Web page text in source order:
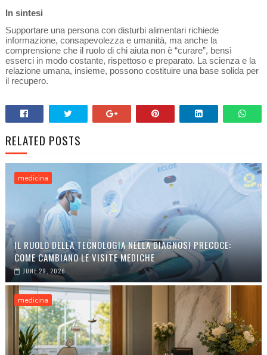
In sintesi
Supportare una persona con disturbi alimentari richiede
informazione, consapevolezza e umanità, ma anche la
comprensione che il ruolo di chi aiuta non è “curare”, bensì
esserci in modo costante, rispettoso e preparato. La scienza e la
relazione umana, insieme, possono costituire una base solida per
il recupero.
RELATED POSTS
medicina
IL RUOLO DELLA TECNOLOGIA NELLA DIAGNOSI PRECOCE:
COME CAMBIANO LE VISITE MEDICHE
JUNE 29, 2026
medicina